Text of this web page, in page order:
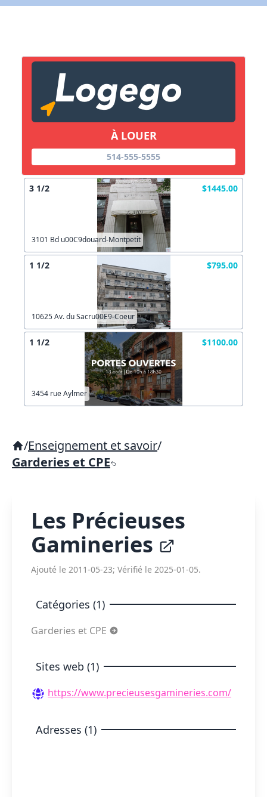
À LOUER
514-555-5555
3 1/2 $1445.00
3101 Bd u00C9douard-Montpetit
1 1/2 $795.00
10625 Av. du Sacru00E9-Coeur
1 1/2 $1100.00
3454 rue Aylmer
/Enseignement et savoir/
Garderies et CPE
Les Précieuses
Gamineries
Ajouté le 2011-05-23; Vérifié le 2025-01-05.
Catégories (1)
Garderies et CPE
Sites web (1)
https://www.precieusesgamineries.com/
Adresses (1)
Copier lien
X Fermer Envoyez